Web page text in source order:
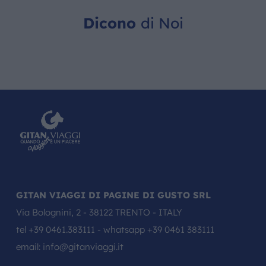
Dicono di Noi
GITAN VIAGGI DI PAGINE DI GUSTO SRL
Via Bolognini, 2 - 38122 TRENTO - ITALY
tel +39 0461.383111 - whatsapp +39 0461 383111
email: info@gitanviaggi.it